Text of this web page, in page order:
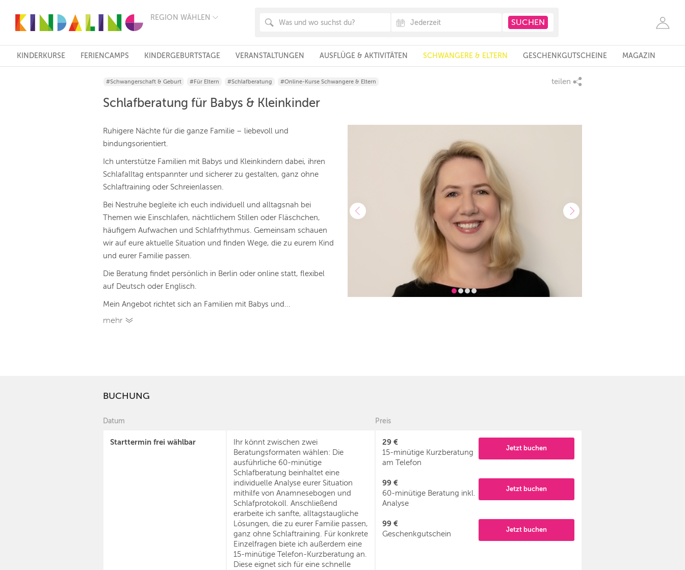
REGION WÄHLEN
FRANKFURT
KÖLN
STUTTGART
HANNOVER
DRESDEN
NÜRNBERG
WIEN
ZÜRICH
REGIONEN
KINDERKURSE FERIENCAMPS KINDERGEBURTSTAGE VERANSTALTUNGEN AUSFLÜGE & AKTIVITÄTEN SCHWANGERE & ELTERN GESCHENKGUTSCHEINE MAGAZIN
#Schwangerschaft & Geburt #Für Eltern #Schlafberatung #Online-Kurse Schwangere & Eltern teilen
Schlafberatung für Babys & Kleinkinder
Ruhigere Nächte für die ganze Familie – liebevoll und
bindungsorientiert.
Ich unterstütze Familien mit Babys und Kleinkindern dabei, ihren
Schlafalltag entspannter und sicherer zu gestalten, ganz ohne
Schlaftraining oder Schreienlassen.
Bei Nestruhe begleite ich euch individuell und alltagsnah bei
Themen wie Einschlafen, nächtlichem Stillen oder Fläschchen,
häufigem Aufwachen und Schlafrhythmus. Gemeinsam schauen
wir auf eure aktuelle Situation und finden Wege, die zu eurem Kind
und eurer Familie passen.
Die Beratung findet persönlich in Berlin oder online statt, flexibel
auf Deutsch oder Englisch.
Mein Angebot richtet sich an Familien mit Babys und...
mehr
BUCHUNG
Datum Preis
Starttermin frei wählbar
Ihr könnt zwischen zwei
Beratungsformaten wählen: Die
ausführliche 60-minütige
Schlafberatung beinhaltet eine
individuelle Analyse eurer Situation
mithilfe von Anamnesebogen und
Schlafprotokoll. Anschließend
erarbeite ich sanfte, alltagstaugliche
Lösungen, die zu eurer Familie passen,
ganz ohne Schlaftraining. Für konkrete
Einzelfragen biete ich außerdem eine
15-minütige Telefon-Kurzberatung an.
Diese eignet sich für eine schnelle
29 €
15-minütige Kurzberatung
am Telefon
Jetzt buchen
99 €
60-minütige Beratung inkl.
Analyse
Jetzt buchen
99 €
Geschenkgutschein
Jetzt buchen